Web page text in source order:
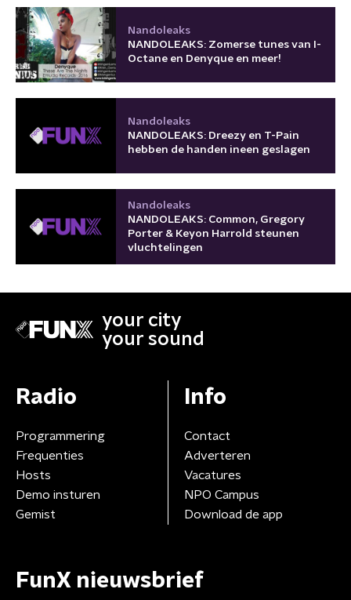
Nandoleaks
NANDOLEAKS: Zomerse tunes van I-
Octane en Denyque en meer!
Nandoleaks
NANDOLEAKS: Dreezy en T-Pain
hebben de handen ineen geslagen
Nandoleaks
NANDOLEAKS: Common, Gregory
Porter & Keyon Harrold steunen
vluchtelingen
your city
your sound
Radio
Programmering
Frequenties
Hosts
Demo insturen
Gemist
Info
Contact
Adverteren
Vacatures
NPO Campus
Download de app
FunX nieuwsbrief